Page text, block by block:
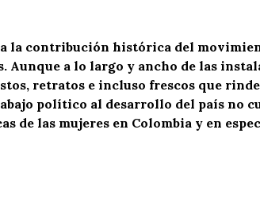
la contribución histórica del
a lo largo y ancho de las
retratos e incluso frescos que
político al desarrollo del país no
de las mujeres en Colombia y en